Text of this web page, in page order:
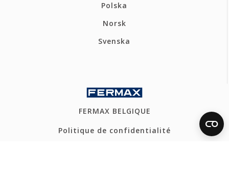
Polska
Norsk
Svenska
FERMAX BELGIQUE
Politique de confidentialité